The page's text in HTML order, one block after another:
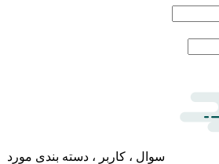
سوال ، کاربر ، دسته بندی مورد